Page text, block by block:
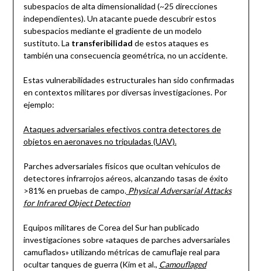
subespacios de alta dimensionalidad (~25 direcciones
independientes). Un atacante puede descubrir estos
subespacios mediante el gradiente de un modelo
sustituto. La transferibilidad de estos ataques es
también una consecuencia geométrica, no un accidente.
Estas vulnerabilidades estructurales han sido confirmadas
en contextos militares por diversas investigaciones. Por
ejemplo:
Ataques adversariales efectivos contra detectores de
objetos en aeronaves no tripuladas (UAV).
Parches adversariales físicos que ocultan vehículos de
detectores infrarrojos aéreos, alcanzando tasas de éxito
>81% en pruebas de campo. Physical Adversarial Attacks
for Infrared Object Detection
Equipos militares de Corea del Sur han publicado
investigaciones sobre «ataques de parches adversariales
camuflados» utilizando métricas de camuflaje real para
ocultar tanques de guerra (Kim et al., Camouflaged